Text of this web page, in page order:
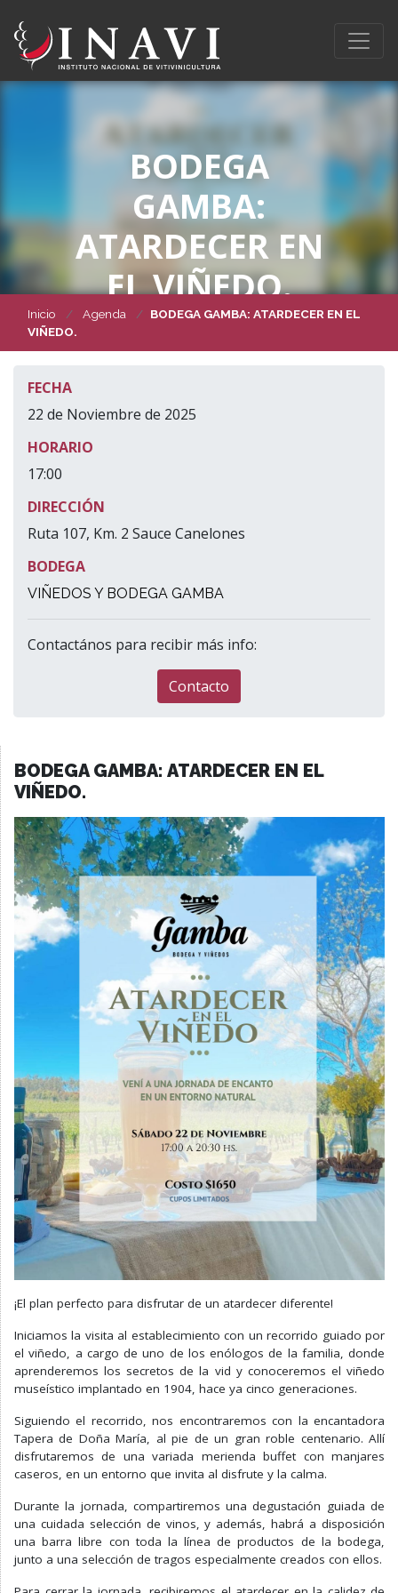
BODEGA
GAMBA:
ATARDECER EN
EL VIÑEDO.
Inicio Agenda
BODEGA GAMBA: ATARDECER EN EL
VIÑEDO.
FECHA
22 de Noviembre de 2025
HORARIO
17:00
DIRECCIÓN
Ruta 107, Km. 2 Sauce Canelones
BODEGA
VIÑEDOS Y BODEGA GAMBA
Contactános para recibir más info:
Contacto
BODEGA GAMBA: ATARDECER EN EL
VIÑEDO.
¡El plan perfecto para disfrutar de un atardecer diferente!
Iniciamos la visita al establecimiento con un recorrido guiado por
el viñedo, a cargo de uno de los enólogos de la familia, donde
aprenderemos los secretos de la vid y conoceremos el viñedo
museístico implantado en 1904, hace ya cinco generaciones.
Siguiendo el recorrido, nos encontraremos con la encantadora
Tapera de Doña María, al pie de un gran roble centenario. Allí
disfrutaremos de una variada merienda buffet con manjares
caseros, en un entorno que invita al disfrute y la calma.
Durante la jornada, compartiremos una degustación guiada de
una cuidada selección de vinos, y además, habrá a disposición
una barra libre con toda la línea de productos de la bodega,
junto a una selección de tragos especialmente creados con ellos.